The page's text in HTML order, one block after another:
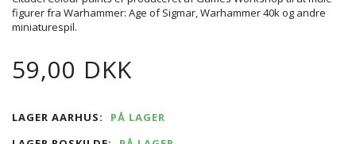
figurer fra Warhammer: Age of Sigmar, Warhammer 40k og andre
miniaturespil.
59,00 DKK
LAGER AARHUS:
PÅ LAGER